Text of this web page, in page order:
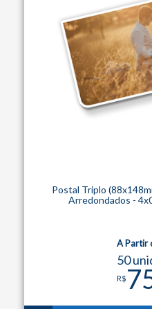
Postal Triplo
Arredondados -
A Partir
50
R$